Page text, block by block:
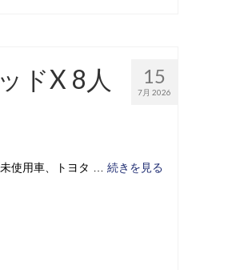
15
7月 2026
ドX 8人
未使用車、トヨタ …続きを見る